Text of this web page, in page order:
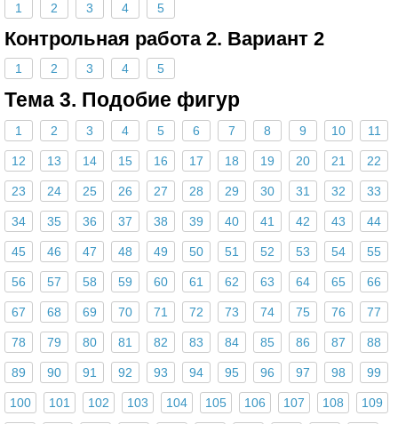
1 2 3 4 5
Контрольная работа 2. Вариант 2
1 2 3 4 5
Тема 3. Подобие фигур
1 2 3 4 5 6 7 8 9 10 11
12 13 14 15 16 17 18 19 20 21 22
23 24 25 26 27 28 29 30 31 32 33
34 35 36 37 38 39 40 41 42 43 44
45 46 47 48 49 50 51 52 53 54 55
56 57 58 59 60 61 62 63 64 65 66
67 68 69 70 71 72 73 74 75 76 77
78 79 80 81 82 83 84 85 86 87 88
89 90 91 92 93 94 95 96 97 98 99
100 101 102 103 104 105 106 107 108 109